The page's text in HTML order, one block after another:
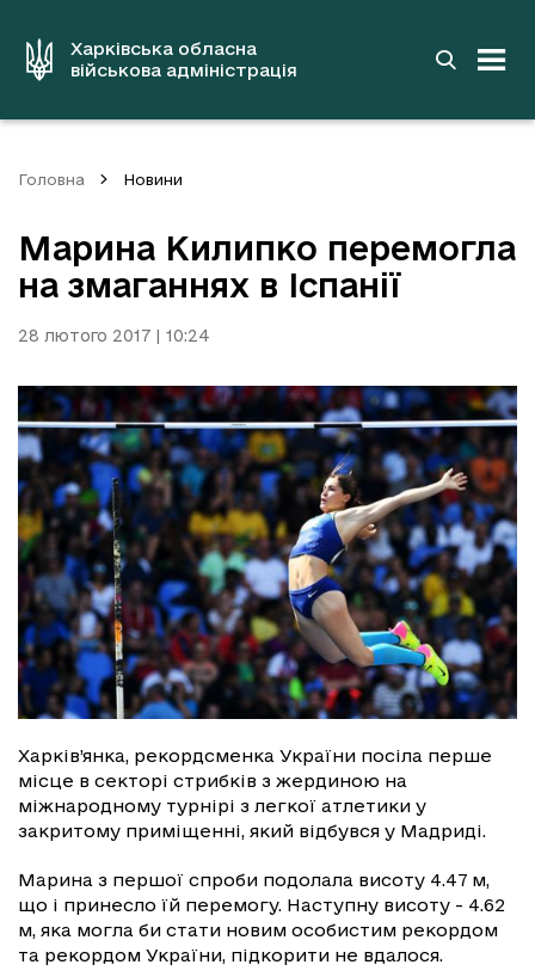
вмістуХарківська обласна
військова адміністрація
Головна Новини
Марина Килипко перемогла
на змаганнях в Іспанії
28 лютого 2017 | 10:24
Харків’янка, рекордсменка України посіла перше
місце в секторі стрибків з жердиною на
міжнародному турнірі з легкої атлетики у
закритому приміщенні, який відбувся у Мадриді.
Марина з першої спроби подолала висоту 4.47 м,
що і принесло їй перемогу. Наступну висоту - 4.62
м, яка могла би стати новим особистим рекордом
та рекордом України, підкорити не вдалося.